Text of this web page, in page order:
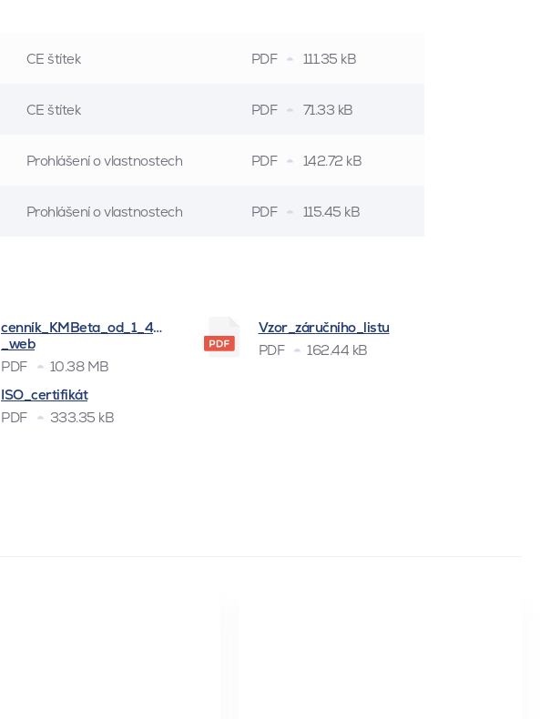
CE štítek PDF 111.35 kB
CE štítek PDF 71.33 kB
Prohlášení o vlastnostech PDF 142.72 kB
Prohlášení o vlastnostech PDF 115.45 kB
cenník_KMBeta_od_1_4_2026
_web
PDF
10.38 MB
Vzor_záručního_listu
PDF
162.44 kB
ISO_certifikát
PDF
333.35 kB